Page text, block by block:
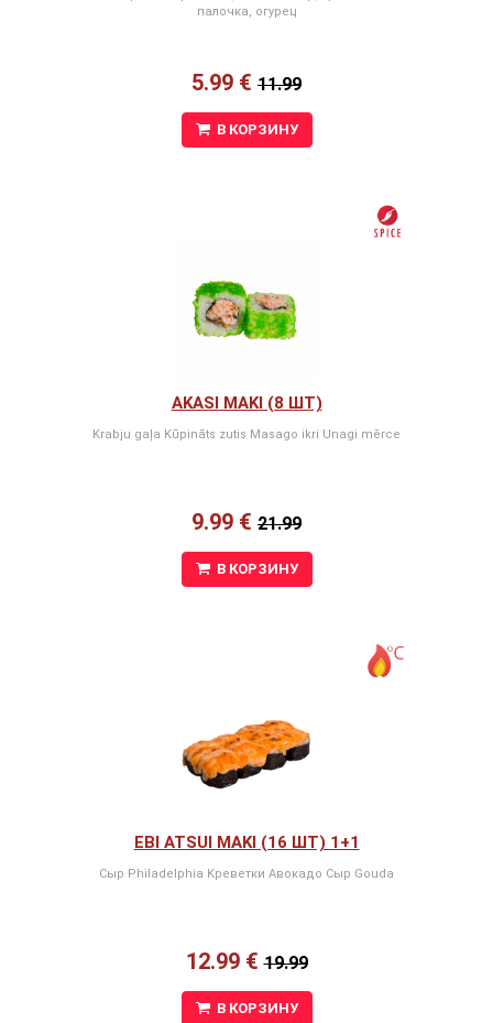
палочка, огурец
5.99 € 11.99
В КОРЗИНУ
AKASI MAKI (8 ШТ)
Krabju gaļa Kūpināts zutis Masago ikri Unagi mērce
9.99 € 21.99
В КОРЗИНУ
EBI ATSUI MAKI (16 ШТ) 1+1
Сыр Philadelphia Kреветки Авокадо Сыр Gouda
12.99 €19.99
В КОРЗИНУ